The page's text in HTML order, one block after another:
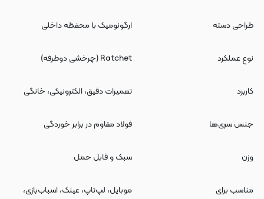
طراحی دسته ارگونومیک با محفظه داخلی
نوع عملکرد Ratchet (چرخشی دوطرفه)
کاربرد تعمیرات دقیق، الکترونیکی، خانگی
جنس سری‌ها فولاد مقاوم در برابر خوردگی
وزن سبک و قابل حمل
مناسب برای
موبایل، لپ‌تاپ، عینک، اسباب‌بازی،